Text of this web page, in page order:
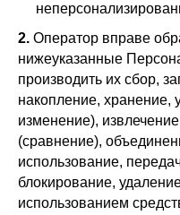
2. Оператор вправе
нижеуказанные
производить их сбор,
накопление, хранение,
изменение),
(сравнение),
использование,
блокирование,
использованием